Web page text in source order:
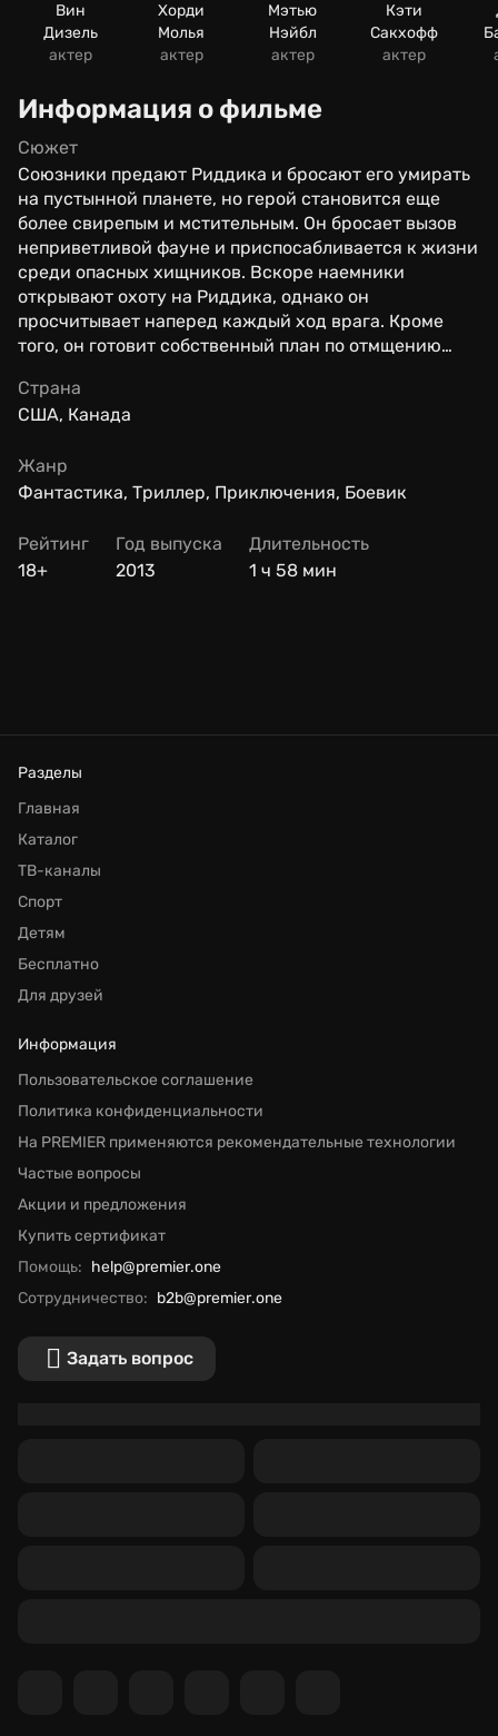
Вин
Дизель
актер
Хорди
Молья
актер
Мэтью
Нэйбл
актер
Кэти
Сакхофф
актер
Информация о фильме
Сюжет
Союзники предают Риддика и бросают его умирать
на пустынной планете, но герой становится еще
более свирепым и мстительным. Он бросает вызов
неприветливой фауне и приспосабливается к жизни
среди опасных хищников. Вскоре наемники
открывают охоту на Риддика, однако он
просчитывает наперед каждый ход врага. Кроме
того, он готовит собственный план по отмщению…
Страна
США, Канада
Жанр
Фантастика, Триллер, Приключения, Боевик
Рейтинг
18+
Год выпуска
2013
Длительность
1 ч 58 мин
Разделы
Главная
Каталог
ТВ-каналы
Спорт
Детям
Бесплатно
Для друзей
Информация
Пользовательское соглашение
Политика конфиденциальности
На PREMIER применяются рекомендательные технологии
Частые вопросы
Акции и предложения
Купить сертификат
Помощь: help@premier.one
Сотрудничество: b2b@premier.one
Задать вопрос